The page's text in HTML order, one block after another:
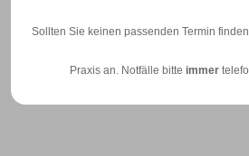
Sollten Sie keinen passenden Termin
Praxis an. Notfälle bitte immer